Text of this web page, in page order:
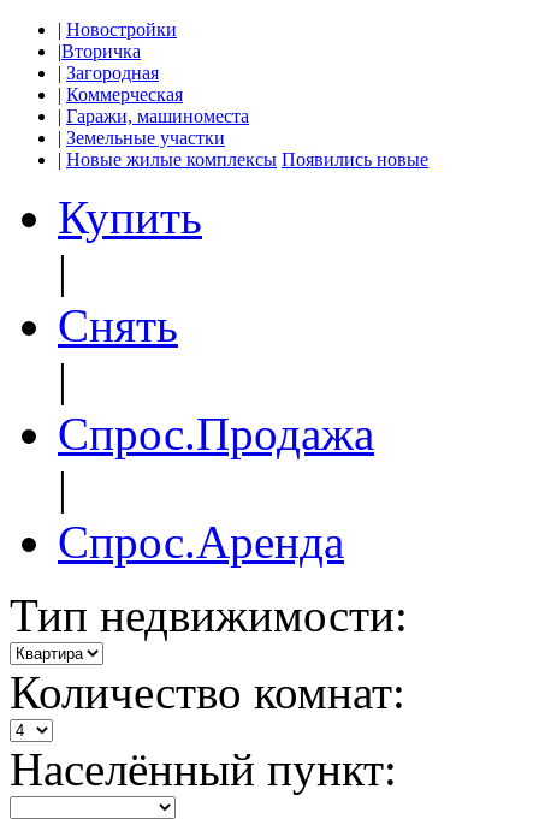
| Новостройки
|Вторичка
| Загородная
| Коммерческая
| Гаражи, машиноместа
| Земельные участки
| Новые жилые комплексы Появились новые
Купить
|
Снять
|
Спрос.Продажа
|
Спрос.Аренда
Тип недвижимости:
Количество комнат:
Населённый пункт: